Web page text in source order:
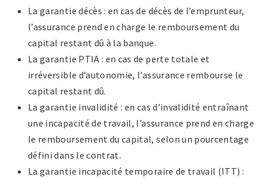
La garantie décès : en cas de décès de l’emprunteur,
l’assurance prend en charge le remboursement du
capital restant dû à la banque.
La garantie PTIA : en cas de perte totale et
irréversible d’autonomie, l’assurance rembourse le
capital restant dû.
La garantie invalidité : en cas d’invalidité entraînant
une incapacité de travail, l’assurance prend en charge
le remboursement du capital, selon un pourcentage
défini dans le contrat.
La garantie incapacité temporaire de travail (ITT) :